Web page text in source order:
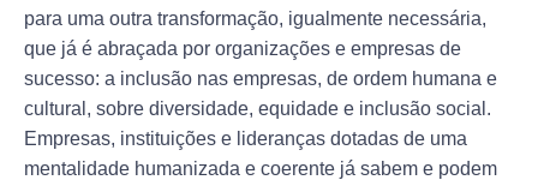
para uma outra transformação, igualmente necessária,
que já é abraçada por organizações e empresas de
sucesso: a inclusão nas empresas, de ordem humana e
cultural, sobre diversidade, equidade e inclusão social.
Empresas, instituições e lideranças dotadas de uma
mentalidade humanizada e coerente já sabem e podem